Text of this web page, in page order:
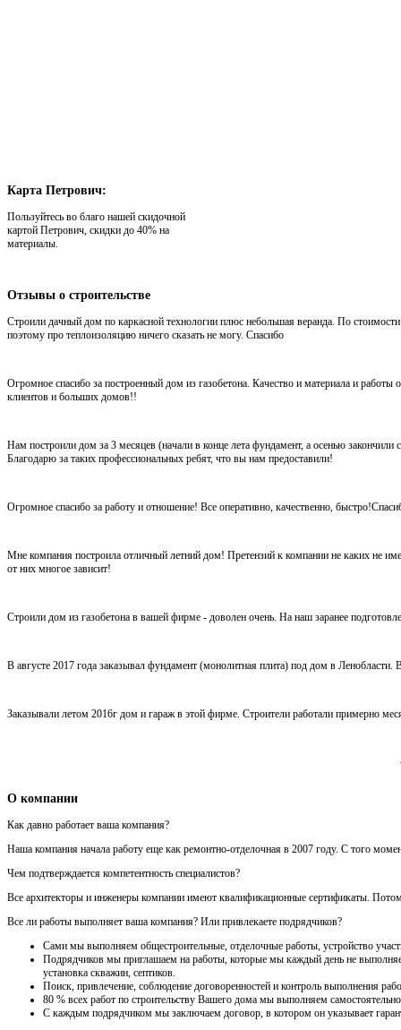
Карта Петрович:
Пользуйтесь во благо нашей скидочной
картой Петрович, скидки до 40% на
материалы.
Отзывы о строительстве
Строили дачный дом по каркасной технологии плюс небольшая веранда. По
поэтому про теплоизоляцию ничего сказать не могу. Спасибо
Огромное спасибо за построенный дом из газобетона. Качество и материала и
клиентов и больших домов!!
Нам построили дом за 3 месяцев (начали в конце лета фундамент, а осенью
Благодарю за таких профессиональных ребят, что вы нам предоставили!
Огромное спасибо за работу и отношение! Все оперативно, качественно,
Мне компания построила отличный летний дом! Претензий к компании не каких не
от них многое зависит!
Строили дом из газобетона в вашей фирме - доволен очень. На наш заранее
В августе 2017 года заказывал фундамент (монолитная плита) под дом в
Заказывали летом 2016г дом и гараж в этой фирме. Строители работали примерно
О компании
Как давно работает ваша компания?
Наша компания начала работу еще как ремонтно-отделочная в 2007 году. С того
Чем подтверждается компетентность специалистов?
Все архитекторы и инженеры компании имеют квалификационные сертификаты.
Все ли работы выполняет ваша компания? Или привлекаете подрядчиков?
Сами мы выполняем общестроительные, отделочные работы, устройство
Подрядчиков мы приглашаем на работы, которые мы каждый день не
установка скважин, септиков.
Поиск, привлечение, соблюдение договоренностей и контроль выполнения
80 % всех работ по строительству Вашего дома мы выполняем
С каждым подрядчиком мы заключаем договор, в котором он указывает